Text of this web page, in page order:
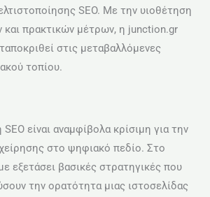
SEO. Με την υιοθέτηση
και πρακτικών μέτρων, η junction.gr
στις μεταβαλλόμενες
τοπίου.
είναι αναμφίβολα κρίσιμη για την
στο ψηφιακό πεδίο. Στο
εξετάσει βασικές στρατηγικές που
την ορατότητα μιας ιστοσελίδας